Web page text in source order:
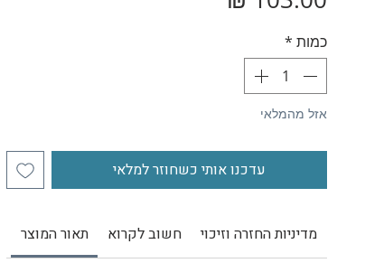
כמות *
אזל מהמלאי
עדכנו אותי כשחוזר למלאי
תאור המוצר חשוב לקרוא מדיניות החזרה וזיכוי